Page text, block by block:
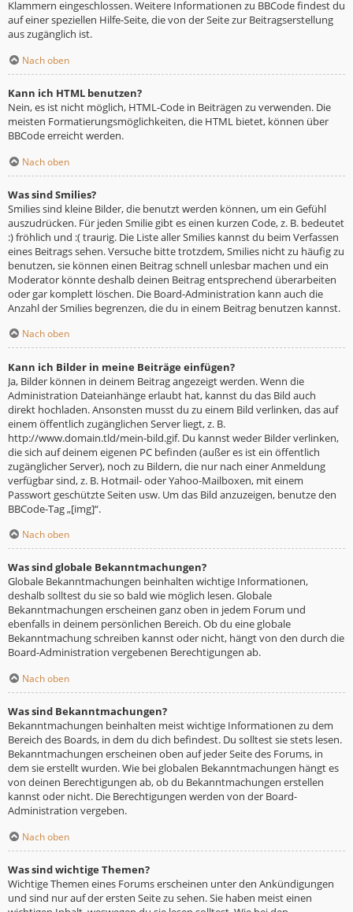
Klammern eingeschlossen. Weitere Informationen zu BBCode findest du
auf einer speziellen Hilfe-Seite, die von der Seite zur Beitragserstellung
aus zugänglich ist.
Nach oben
Kann ich HTML benutzen?
Nein, es ist nicht möglich, HTML-Code in Beiträgen zu verwenden. Die
meisten Formatierungsmöglichkeiten, die HTML bietet, können über
BBCode erreicht werden.
Nach oben
Was sind Smilies?
Smilies sind kleine Bilder, die benutzt werden können, um ein Gefühl
auszudrücken. Für jeden Smilie gibt es einen kurzen Code, z. B. bedeutet
:) fröhlich und :( traurig. Die Liste aller Smilies kannst du beim Verfassen
eines Beitrags sehen. Versuche bitte trotzdem, Smilies nicht zu häufig zu
benutzen, sie können einen Beitrag schnell unlesbar machen und ein
Moderator könnte deshalb deinen Beitrag entsprechend überarbeiten
oder gar komplett löschen. Die Board-Administration kann auch die
Anzahl der Smilies begrenzen, die du in einem Beitrag benutzen kannst.
Nach oben
Kann ich Bilder in meine Beiträge einfügen?
Ja, Bilder können in deinem Beitrag angezeigt werden. Wenn die
Administration Dateianhänge erlaubt hat, kannst du das Bild auch
direkt hochladen. Ansonsten musst du zu einem Bild verlinken, das auf
einem öffentlich zugänglichen Server liegt, z. B.
http://www.domain.tld/mein-bild.gif. Du kannst weder Bilder verlinken,
die sich auf deinem eigenen PC befinden (außer es ist ein öffentlich
zugänglicher Server), noch zu Bildern, die nur nach einer Anmeldung
verfügbar sind, z. B. Hotmail- oder Yahoo-Mailboxen, mit einem
Passwort geschützte Seiten usw. Um das Bild anzuzeigen, benutze den
BBCode-Tag „[img]“.
Nach oben
Was sind globale Bekanntmachungen?
Globale Bekanntmachungen beinhalten wichtige Informationen,
deshalb solltest du sie so bald wie möglich lesen. Globale
Bekanntmachungen erscheinen ganz oben in jedem Forum und
ebenfalls in deinem persönlichen Bereich. Ob du eine globale
Bekanntmachung schreiben kannst oder nicht, hängt von den durch die
Board-Administration vergebenen Berechtigungen ab.
Nach oben
Was sind Bekanntmachungen?
Bekanntmachungen beinhalten meist wichtige Informationen zu dem
Bereich des Boards, in dem du dich befindest. Du solltest sie stets lesen.
Bekanntmachungen erscheinen oben auf jeder Seite des Forums, in
dem sie erstellt wurden. Wie bei globalen Bekanntmachungen hängt es
von deinen Berechtigungen ab, ob du Bekanntmachungen erstellen
kannst oder nicht. Die Berechtigungen werden von der Board-
Administration vergeben.
Nach oben
Was sind wichtige Themen?
Wichtige Themen eines Forums erscheinen unter den Ankündigungen
und sind nur auf der ersten Seite zu sehen. Sie haben meist einen